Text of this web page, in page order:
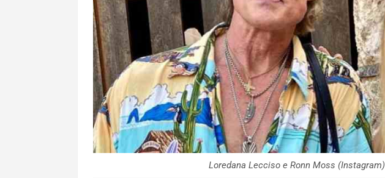
Loredana Lecciso e Ronn Moss (Instagram)